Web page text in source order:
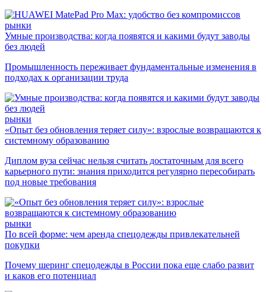
рынки
Умные производства: когда появятся и какими будут заводы
без людей
Промышленность переживает фундаментальные изменения в
подходах к организации труда
рынки
«Опыт без обновления теряет силу»: взрослые возвращаются к
системному образованию
Диплом вуза сейчас нельзя считать достаточным для всего
карьерного пути: знания приходится регулярно пересобирать
под новые требования
рынки
По всей форме: чем аренда спецодежды привлекательней
покупки
Почему шеринг спецодежды в России пока еще слабо развит
и каков его потенциал